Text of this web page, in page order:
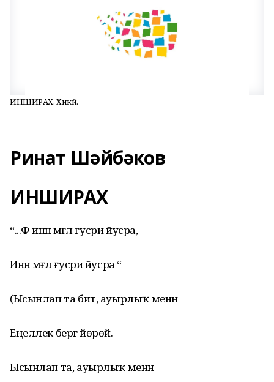
ИНШИРАХ. Хикәйә.
Ринат Шәйбәков
ИНШИРАХ
“...Фә иннә мәғәл ғусри йусра,
Иннә мәғәл ғусри йусра “
(Ысынлап та бит, ауырлыҡ менән
Еңеллек бергә йөрөй.
Ысынлап та, ауырлыҡ менән